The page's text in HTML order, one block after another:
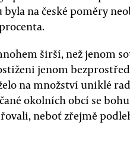
na české poměry
širší, než jenom
jenom
na množství uniklé
okolních obcí se
neboť zřejmě